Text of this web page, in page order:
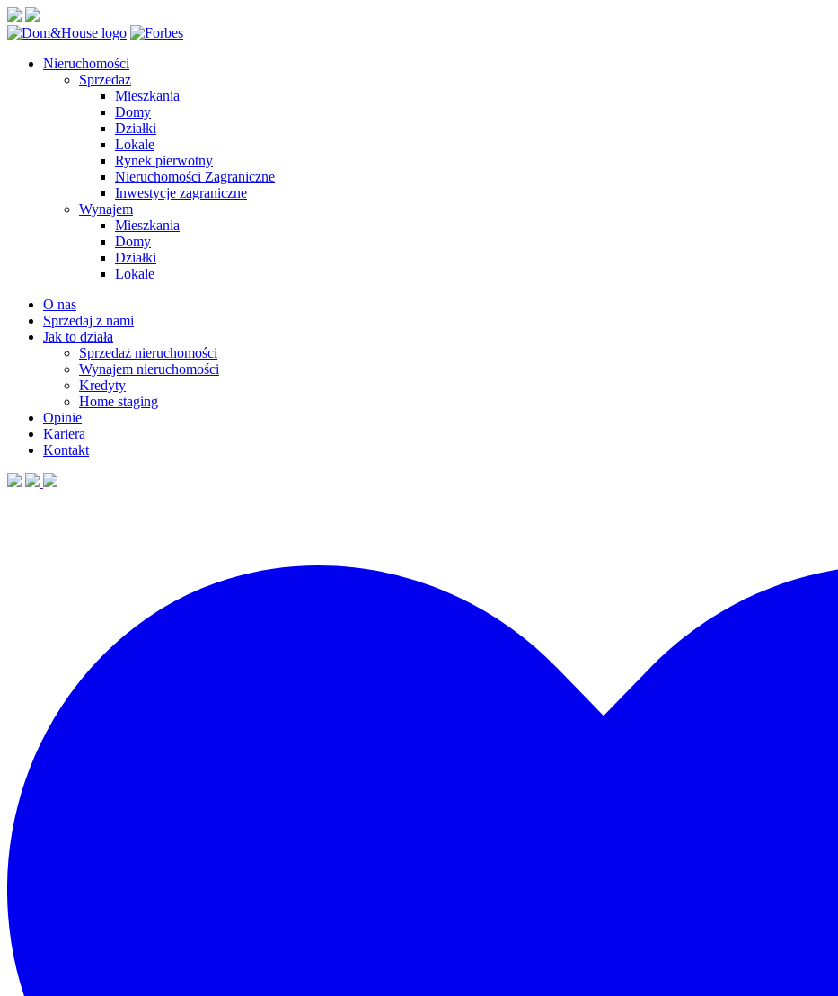
Nieruchomości
Sprzedaż
Mieszkania
Domy
Działki
Lokale
Rynek pierwotny
Nieruchomości Zagraniczne
Inwestycje zagraniczne
Wynajem
Mieszkania
Domy
Działki
Lokale
O nas
Sprzedaj z nami
Jak to działa
Sprzedaż nieruchomości
Wynajem nieruchomości
Kredyty
Home staging
Opinie
Kariera
Kontakt